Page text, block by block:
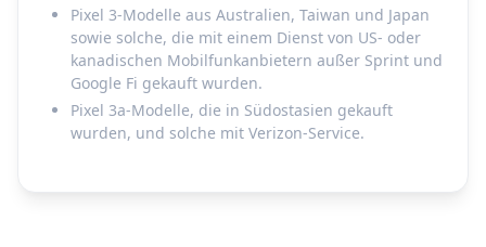
Pixel 3-Modelle aus Australien, Taiwan und Japan
sowie solche, die mit einem Dienst von US- oder
kanadischen Mobilfunkanbietern außer Sprint und
Google Fi gekauft wurden.
Pixel 3a-Modelle, die in Südostasien gekauft
wurden, und solche mit Verizon-Service.